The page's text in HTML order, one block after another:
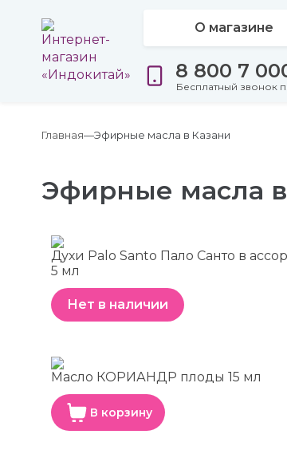
О магазине
8 800 7
Бесплатный звонок
Главная Эфирные масла в Казани
Эфирные масла
Духи Palo Santo Пало Санто в
5 мл
Нет в наличии
Масло КОРИАНДР плоды 15 мл
В корзину